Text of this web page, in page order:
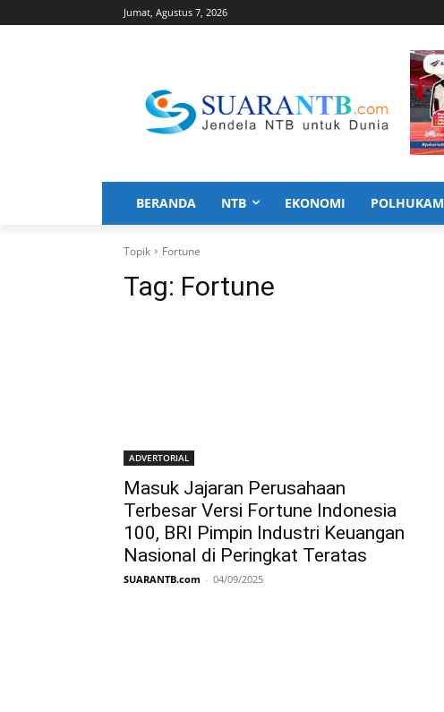
Jumat, Agustus 7, 2026
BERANDA NTB EKONOMI POLHUKAM
Topik Fortune
Tag: Fortune
ADVERTORIAL
Masuk Jajaran Perusahaan
Terbesar Versi Fortune Indonesia
100, BRI Pimpin Industri Keuangan
Nasional di Peringkat Teratas
SUARANTB.com - 04/09/2025